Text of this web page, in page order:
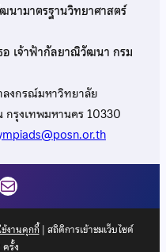
นามาตรฐานวิทยาศาสตร์
อ เจ้าฟ้ากัลยาณิวัฒนา กรม
งกรณ์มหาวิทยาลัย
รุงเทพมหานคร 10330
งานคุกกี้| สถิติการเข้าชมเว็บไซต์
ครั้ง